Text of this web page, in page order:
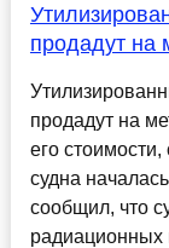
продадут на
продадут на
его
судна
сообщил, что
радиационных